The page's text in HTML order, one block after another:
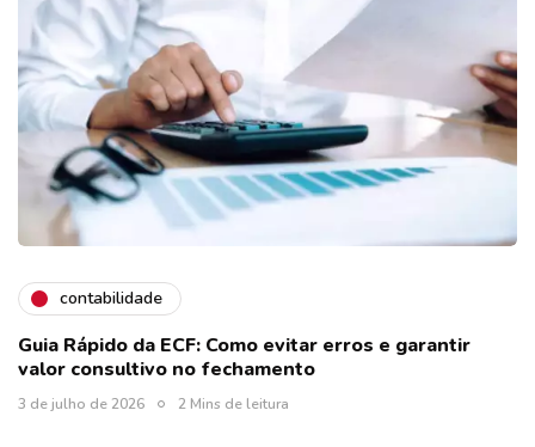
contabilidade
Guia Rápido da ECF: Como evitar erros e garantir
valor consultivo no fechamento
3 de julho de 2026 2 Mins de leitura